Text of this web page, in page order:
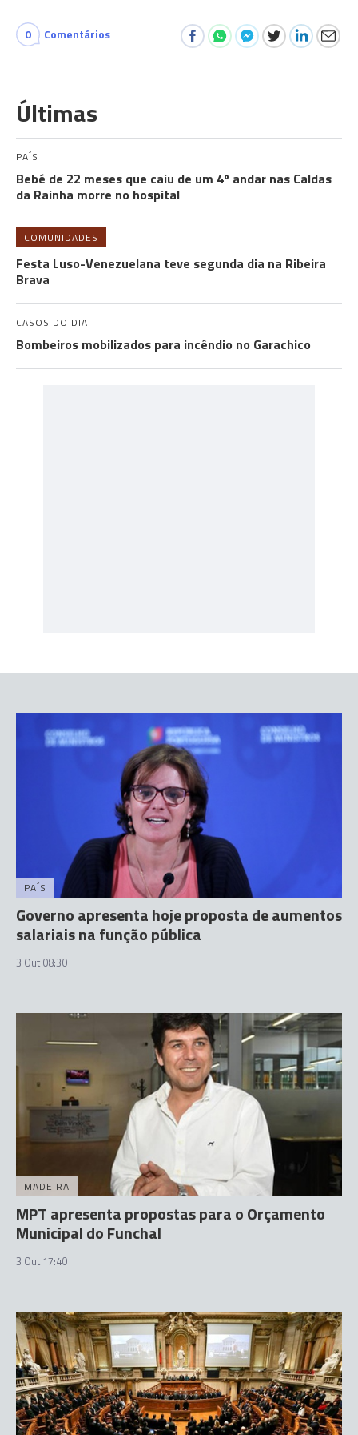
0 Comentários
Últimas
PAÍS
Bebé de 22 meses que caiu de um 4º andar nas Caldas
da Rainha morre no hospital
COMUNIDADES
Festa Luso-Venezuelana teve segunda dia na Ribeira
Brava
CASOS DO DIA
Bombeiros mobilizados para incêndio no Garachico
PAÍS
Governo apresenta hoje proposta de aumentos
salariais na função pública
3 Out 08:30
MADEIRA
MPT apresenta propostas para o Orçamento
Municipal do Funchal
3 Out 17:40